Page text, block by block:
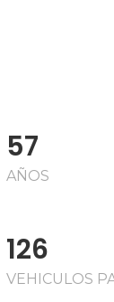
57
AÑOS
126
VEHICULOS